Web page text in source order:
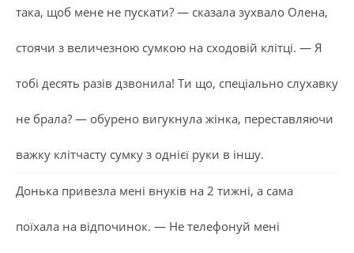
така, щоб мене не пускати? — сказала зухвало Олена,
стоячи з величезною сумкою на сходовій клітці. — Я
тобі десять разів дзвонила! Ти що, спеціально слухавку
не брала? — обурено вигукнула жінка, переставляючи
важку клітчасту сумку з однієї руки в іншу.
Донька привезла мені внуків на 2 тижні, а сама
поїхала на відпочинок. — Не телефонуй мені